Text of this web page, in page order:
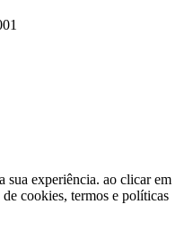
sua experiência. ao clicar em
cookies, termos e políticas